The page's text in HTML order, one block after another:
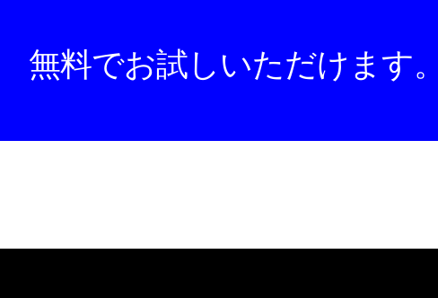
無料でお試しいただけます